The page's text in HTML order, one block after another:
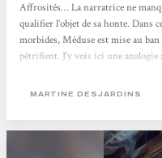
Affrosités… La narratrice ne
qualifier l’objet de sa honte. Dans
morbides, Méduse est mise au ban
pétrifient. J’y vois ici une
attirait trop les convoitises de ces
MARTINE DESJARDINS